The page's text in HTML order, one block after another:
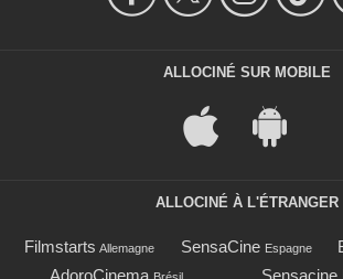
ALLOCINÉ SUR MOBILE
ALLOCINÉ À L'ÉTRANGER
Filmstarts Allemagne SensaCine Espagne
AdoroCinema Sensacine